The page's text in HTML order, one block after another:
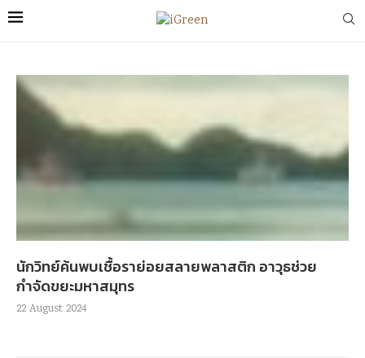
นักวิทย์ค้นพบเชื้อราย่อยสลายพลาสติก อาวุธช่วย
กำจัดขยะมหาสมุทร
22 August 2024